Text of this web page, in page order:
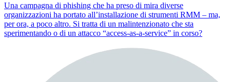
Una campagna di phishing che ha preso di mira diverse
organizzazioni ha portato all’installazione di strumenti RMM – ma,
per ora, a poco altro. Si tratta di un malintenzionato che sta
sperimentando o di un attacco “access-as-a-service” in corso?